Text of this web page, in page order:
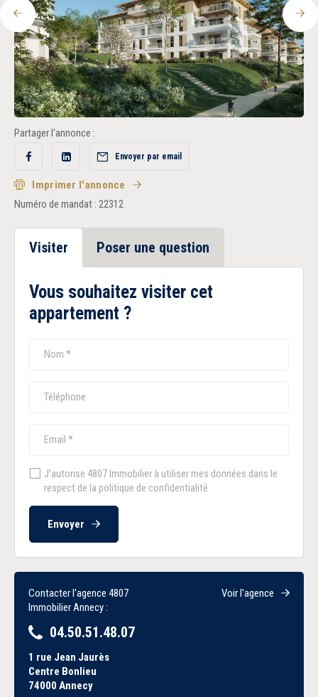
Précédent
Partager l'annonce :
Partager
Facebook
Partager
LinkedIn
Envoyer par email
Imprimer l'annonce
Numéro de mandat : 22312
Visiter Poser une question
Vous souhaitez visiter cet
appartement ?
J’autorise 4807 Immobilier à utiliser mes données dans le
respect de la politique de confidentialité
Envoyer
Contacter l'agence 4807
Immobilier Annecy :
Voir l'agence
04.50.51.48.07
1 rue Jean Jaurès
Centre Bonlieu
74000 Annecy